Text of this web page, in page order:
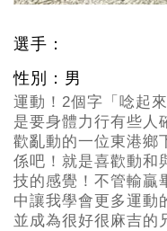
選手：
性別：男
運動！2個字「唸起
是要身體力行有些人
歡亂動的一位東港鄉
係吧！就是喜歡動和
技的感覺！不管輸贏
中讓我學會更多運動
並成為很好很麻吉的